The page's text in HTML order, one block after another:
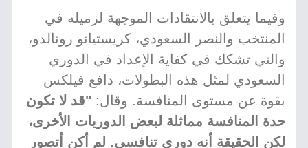
وفيما يتعلق بالانتقادات الموجهة لزميله في
المنتخب والنصر السعودي، كريستيانو رونالدو،
والتي تشكك في كفاية الإعداد في الدوري
السعودي لمثل هذه البطولات، دافع فيلكس
بقوة عن مستوى المنافسة. وقال: "قد لا تكون
حدة المنافسة مماثلة لبعض الدوريات الأخرى،
لكن الحقيقة أنه دوري تنافسي. لم أكن أتصور